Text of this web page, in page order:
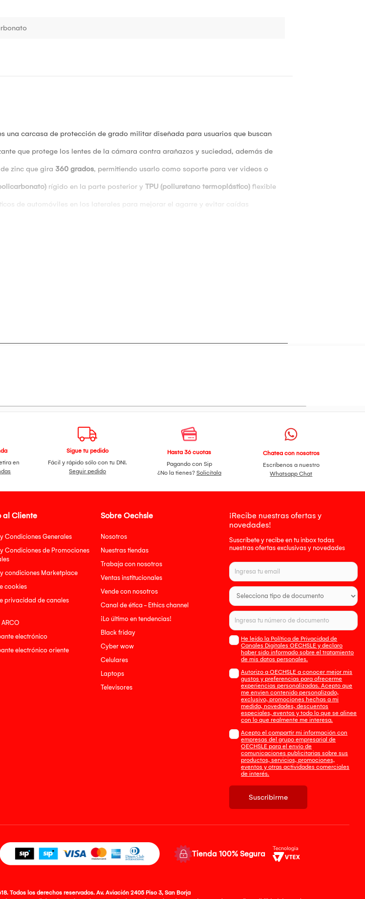
una carcasa de protección de grado militar diseñada para usuarios que buscan
que protege los lentes de la cámara contra arañazos y suciedad, además de
zinc que gira 360 grados, permitiendo usarlo como soporte para ver videos o
rígido en la parte posterior y TPU (poliuretano termoplástico) flexible
de automóviles en los laterales para mejorar el agarre y evitar caídas
en
Sigue tu pedido
Fácil y rápido sólo con tu DNI.
Seguir pedido
Hasta 36 cuotas
Pagando con Sip
¿No la tienes? Solicítala
Chatea con nosotros
Escríbenos a nuestro
Whatsapp Chat
al Cliente
Condiciones Generales
Condiciones de Promociones
condiciones Marketplace
cookies
privacidad de canales
electrónico
electrónico oriente
Sobre Oechsle
Nosotros
Nuestras tiendas
Trabaja con nosotros
Ventas institucionales
Vende con nosotros
Canal de ética - Ethics channel
¡Lo último en tendencias!
Black friday
Cyber wow
Celulares
Laptops
Televisores
¡Recibe nuestras ofertas y
novedades!
Suscríbete y recibe en tu inbox todas
nuestras ofertas exclusivas y novedades
He leído la Política de Privacidad de
Canales Digitales OECHSLE y declaro
haber sido informado sobre el tratamiento
de mis datos personales.
Autorizo a OECHSLE a conocer mejor mis
gustos y preferencias para ofrecerme
experiencias personalizadas. Acepto que
me envien contenido personalizado,
exclusivo, promociones hechas a mi
medida, novedades, descuentos
especiales, eventos y todo lo que se alinee
con lo que realmente me interesa.
Acepto el compartir mi información con
empresas del grupo empresarial de
OECHSLE para el envío de
comunicaciones publicitarias sobre sus
productos, servicios, promociones,
eventos y otras actividades comerciales
de interés.
Suscribirme
Tienda 100% Segura
Todos los derechos reservados. Av. Aviación 2405 Piso 3, San Borja